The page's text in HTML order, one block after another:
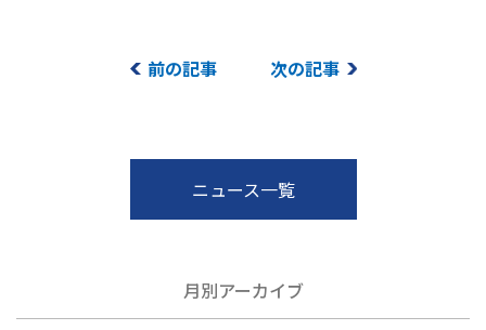
前の記事 次の記事
ニュース一覧
月別アーカイブ